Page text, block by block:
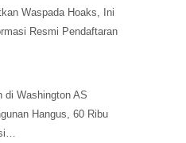
Waspada Hoaks, Ini
Resmi Pendaftaran
di Washington AS
Hangus, 60 Ribu